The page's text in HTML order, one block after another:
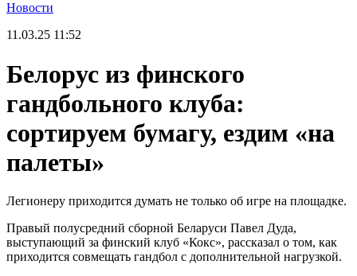
Новости
11.03.25 11:52
Белорус из финского
гандбольного клуба:
сортируем бумагу, ездим «на
палеты»
Легионеру приходится думать не только об игре на площадке.
Правый полусредний сборной Беларуси Павел Дуда,
выступающий за финский клуб «Кокс», рассказал о том, как
приходится совмещать гандбол с дополнительной нагрузкой.